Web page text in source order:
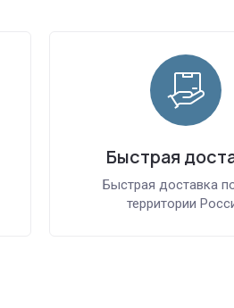
Быстрая
Быстрая доставка
территории